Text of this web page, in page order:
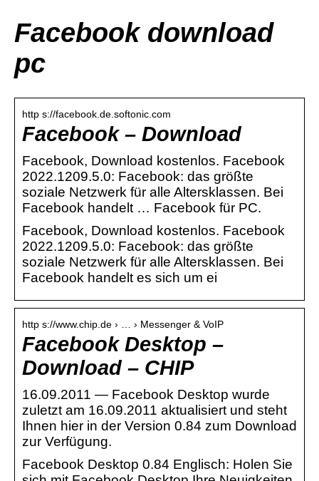
Facebook download
pc
http s://facebook.de.softonic.com
Facebook – Download
Facebook, Download kostenlos. Facebook
2022.1209.5.0: Facebook: das größte
soziale Netzwerk für alle Altersklassen. Bei
Facebook handelt … Facebook für PC.
Facebook, Download kostenlos. Facebook
2022.1209.5.0: Facebook: das größte
soziale Netzwerk für alle Altersklassen. Bei
Facebook handelt es sich um ei
http s://www.chip.de › … › Messenger & VoIP
Facebook Desktop –
Download – CHIP
16.09.2011 — Facebook Desktop wurde
zuletzt am 16.09.2011 aktualisiert und steht
Ihnen hier in der Version 0.84 zum Download
zur Verfügung.
Facebook Desktop 0.84 Englisch: Holen Sie